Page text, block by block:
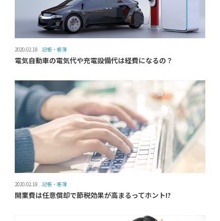
2020.02.18 記帳・帳簿
電気自動車の電気代や充電設備代は経費になるの？
2020.02.18 記帳・帳簿
開業費は任意償却で節税効果が高まるってホント!?